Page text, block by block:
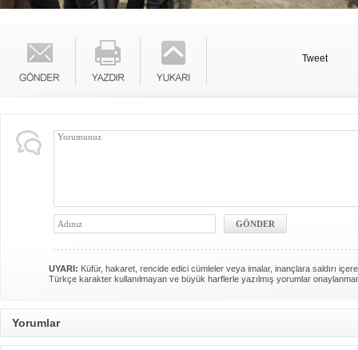
Tweet
UYARI: Küfür, hakaret, rencide edici cümleler veya imalar, inançlara saldırı
Türkçe karakter kullanılmayan ve büyük harflerle yazılmış yorumlar
Yorumlar